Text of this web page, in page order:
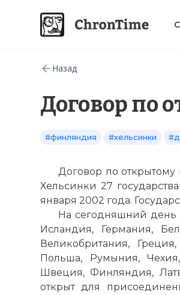
Назад
Договор по
#финляндия #хельсинки
Договор по
Хельсинки 27
января 2002 года.
На сегодняшний день
Исландия, Германия,
Великобритания,
Польша, Румыния,
Швеция, Финляндия,
открыт для